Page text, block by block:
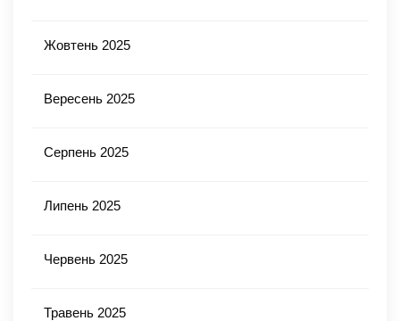
Жовтень 2025
Вересень 2025
Серпень 2025
Липень 2025
Червень 2025
Травень 2025